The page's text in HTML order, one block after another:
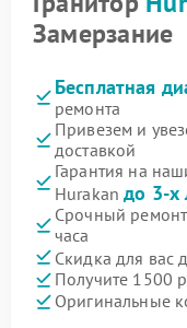
Замерзание
Бесплатная
ремонта
Привезем и
доставкой
Гарантия на
Hurakanдо 3-х
Срочный
часа
Скидка для вас
Получите 1500
Оригинальные